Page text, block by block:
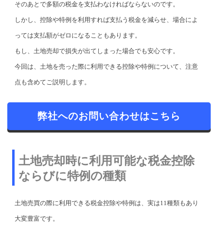
そのあとで多額の税金を支払わなければならないのです。
しかし、控除や特例を利用すれば支払う税金を減らせ、場合によ
っては支払額がゼロになることもあります。
もし、土地売却で損失が出てしまった場合でも安心です。
今回は、土地を売った際に利用できる控除や特例について、注意
点も含めてご説明します。
弊社へのお問い合わせはこちら
土地売却時に利用可能な税金控除
ならびに特例の種類
土地売買の際に利用できる税金控除や特例は、実は11種類もあり
大変豊富です。